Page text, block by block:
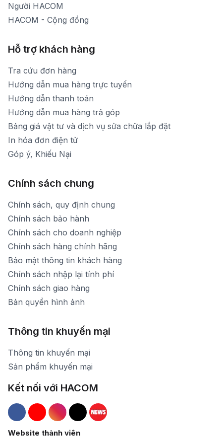
Người HACOM
HACOM - Cộng đồng
Hỗ trợ khách hàng
Tra cứu đơn hàng
Hướng dẫn mua hàng trực tuyến
Hướng dẫn thanh toán
Hướng dẫn mua hàng trả góp
Bảng giá vật tư và dịch vụ sửa chữa lắp đặt
In hóa đơn điện tử
Góp ý, Khiếu Nại
Chính sách chung
Chính sách, quy định chung
Chính sách bảo hành
Chính sách cho doanh nghiệp
Chính sách hàng chính hãng
Bảo mật thông tin khách hàng
Chính sách nhập lại tính phí
Chính sách giao hàng
Bản quyền hình ảnh
Thông tin khuyến mại
Thông tin khuyến mại
Sản phẩm khuyến mại
Kết nối với HACOM
Hacom Facebook
Hacom YouTube
Hacom Instagram
Hacom TikTok
Website thành viên